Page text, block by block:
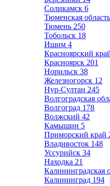
Соликамск 6
Тюменская область
Тюмень 250
Тобольск 18
Ишим 4
Красноярский
Красноярск 201
Норильск 38
Железногорск 12
Нур-Султан 245
Волгоградская
Волгоград 178
Волжский 42
Камышин 5
Приморский край
Владивосток 148
Уссурийск 34
Находка 21
Калининградская
Калининград 194